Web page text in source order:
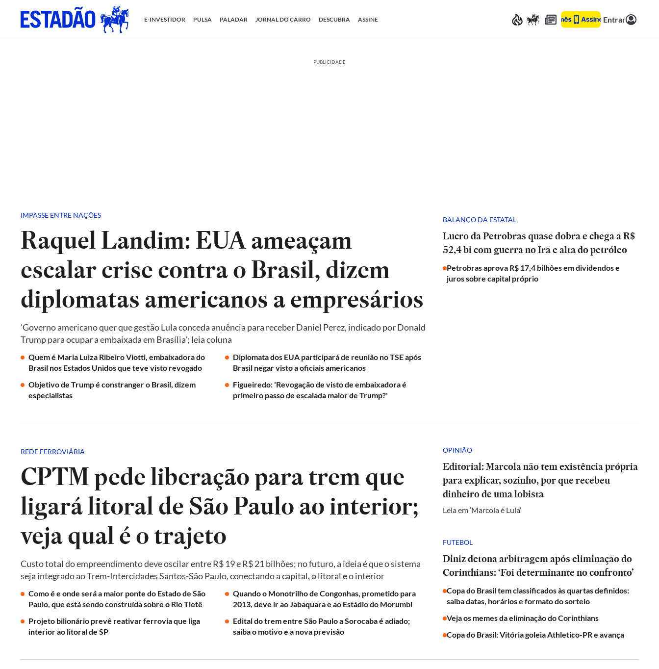
E-INVESTIDOR PULSA PALADAR JORNAL DO CARRO DESCUBRA ASSINE Entrar
PUBLICIDADE
IMPASSE ENTRE NAÇÕES
Raquel Landim: EUA ameaçam
escalar crise contra o Brasil, dizem
diplomatas americanos a empresários
'Governo americano quer que gestão Lula conceda anuência para receber Daniel Perez, indicado por Donald
Trump para ocupar a embaixada em Brasília'; leia coluna
Quem é Maria Luiza Ribeiro Viotti, embaixadora do
Brasil nos Estados Unidos que teve visto revogado
Diplomata dos EUA participará de reunião no TSE após
Brasil negar visto a oficiais americanos
Objetivo de Trump é constranger o Brasil, dizem
especialistas
Figueiredo: 'Revogação de visto de embaixadora é
primeiro passo de escalada maior de Trump?'
BALANÇO DA ESTATAL
Lucro da Petrobras quase dobra e chega a R$
52,4 bi com guerra no Irã e alta do petróleo
Petrobras aprova R$ 17,4 bilhões em dividendos e
juros sobre capital próprio
REDE FERROVIÁRIA
CPTM pede liberação para trem que
ligará litoral de São Paulo ao interior;
veja qual é o trajeto
Custo total do empreendimento deve oscilar entre R$ 19 e R$ 21 bilhões; no futuro, a ideia é que o sistema
seja integrado ao Trem-Intercidades Santos-São Paulo, conectando a capital, o litoral e o interior
Como é e onde será a maior ponte do Estado de São
Paulo, que está sendo construída sobre o Rio Tietê
Quando o Monotrilho de Congonhas, prometido para
2013, deve ir ao Jabaquara e ao Estádio do Morumbi
Projeto bilionário prevê reativar ferrovia que liga
interior ao litoral de SP
Edital do trem entre São Paulo a Sorocaba é adiado;
saiba o motivo e a nova previsão
OPINIÃO
Editorial: Marcola não tem existência própria
para explicar, sozinho, por que recebeu
dinheiro de uma lobista
Leia em ‘Marcola é Lula’
FUTEBOL
Diniz detona arbitragem após eliminação do
Corinthians: ‘Foi determinante no confronto’
Copa do Brasil tem classificados às quartas definidos:
saiba datas, horários e formato do sorteio
Veja os memes da eliminação do Corinthians
Copa do Brasil: Vitória goleia Athletico-PR e avança